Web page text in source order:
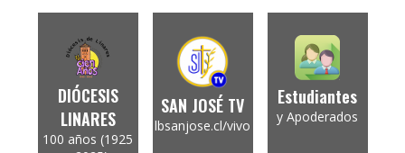
DIÓCESIS
LINARES
100 años (1925
SAN JOSÉ TV
lbsanjose.cl/vivo
Estudiantes
y Apoderados